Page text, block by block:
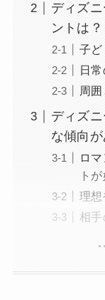
ディズ
ントは？
子
日
周
ディズ
な傾向が
ロ
ト
理想
相